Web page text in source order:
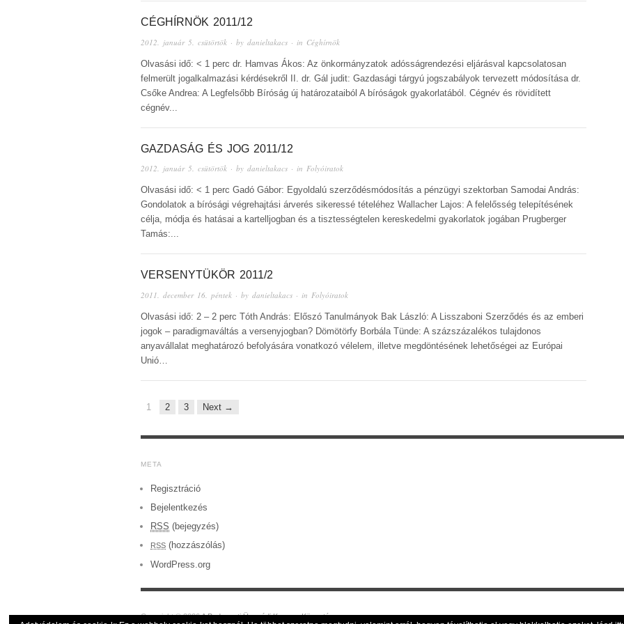
CÉGHÍRNÖK 2011/12
2012. január 5. csütörtök · by danieltakacs · in Céghírnök
Olvasási idő: < 1 perc dr. Hamvas Ákos: Az önkormányzatok adósságrendezési eljárásval kapcsolatosan
felmerült jogalkalmazási kérdésekről II. dr. Gál judit: Gazdasági tárgyú jogszabályok tervezett módosítása dr.
Csőke Andrea: A Legfelsőbb Bíróság új határozataiból A bíróságok gyakorlatából. Cégnév és rövidített
cégnév...
GAZDASÁG ÉS JOG 2011/12
2012. január 5. csütörtök · by danieltakacs · in Folyóiratok
Olvasási idő: < 1 perc Gadó Gábor: Egyoldalú szerződésmódosítás a pénzügyi szektorban Samodai András:
Gondolatok a bírósági végrehajtási árverés sikeressé tételéhez Wallacher Lajos: A felelősség telepítésének
célja, módja és hatásai a kartelljogban és a tisztességtelen kereskedelmi gyakorlatok jogában Prugberger
Tamás:...
VERSENYTÜKÖR 2011/2
2011. december 16. péntek · by danieltakacs · in Folyóiratok
Olvasási idő: 2 – 2 perc Tóth András: Előszó Tanulmányok Bak László: A Lisszaboni Szerződés és az emberi
jogok – paradigmaváltás a versenyjogban? Dömötörfy Borbála Tünde: A százszázalékos tulajdonos
anyavállalat meghatározó befolyására vonatkozó vélelem, illetve megdöntésének lehetőségei az Európai
Unió…
1 2 3 Next →
META
Regisztráció
Bejelentkezés
RSS (bejegyzés)
RSS (hozzászólás)
WordPress.org
Copyright © 2026A Budapesti Ügyvédi Kamara Könyvtára